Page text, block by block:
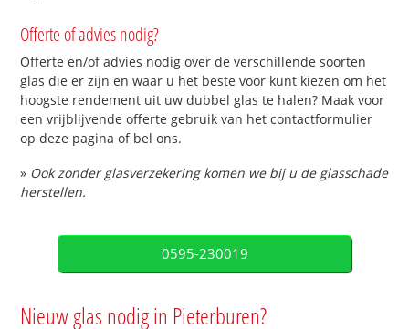
Offerte of advies nodig?
Offerte en/of advies nodig over de verschillende soorten
glas die er zijn en waar u het beste voor kunt kiezen om het
hoogste rendement uit uw dubbel glas te halen? Maak voor
een vrijblijvende offerte gebruik van het contactformulier
op deze pagina of bel ons.
» Ook zonder glasverzekering komen we bij u de glasschade
herstellen.
0595-230019
Nieuw glas nodig in Pieterburen?